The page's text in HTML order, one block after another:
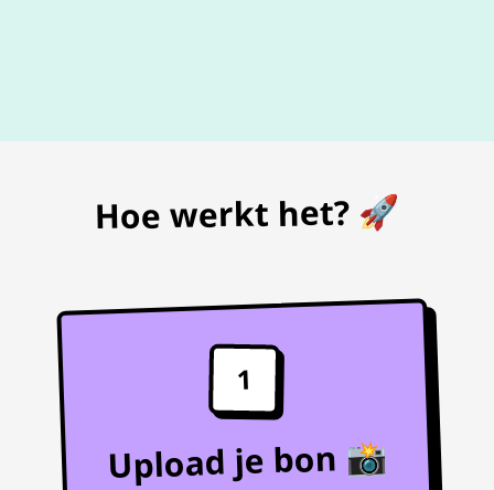
Hoe werkt het? 🚀
1
Upload je bon 📸